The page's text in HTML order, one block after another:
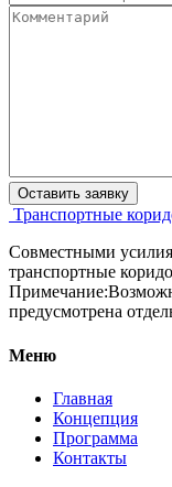
Транспортные
Совместными
транспортные
предусмотрена
Меню
Главная
Концепция
Программа
Контакты